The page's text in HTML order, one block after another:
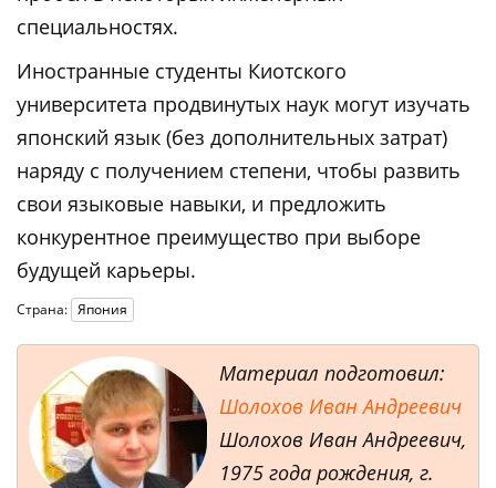
специальностях.
Иностранные студенты Киотского
университета продвинутых наук могут изучать
японский язык (без дополнительных затрат)
наряду с получением степени, чтобы развить
свои языковые навыки, и предложить
конкурентное преимущество при выборе
будущей карьеры.
Страна: Япония
Материал подготовил:
Шолохов Иван Андреевич
Шолохов Иван Андреевич,
1975 года рождения, г.